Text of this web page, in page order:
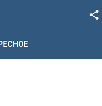
Google+